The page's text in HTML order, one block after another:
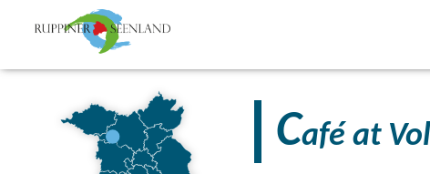
Café at